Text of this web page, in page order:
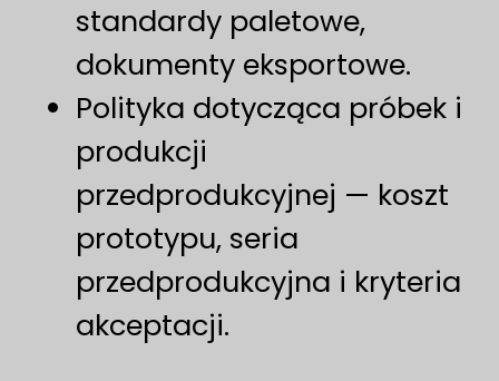
standardy paletowe,
dokumenty eksportowe.
Polityka dotycząca próbek i
produkcji
przedprodukcyjnej — koszt
prototypu, seria
przedprodukcyjna i kryteria
akceptacji.